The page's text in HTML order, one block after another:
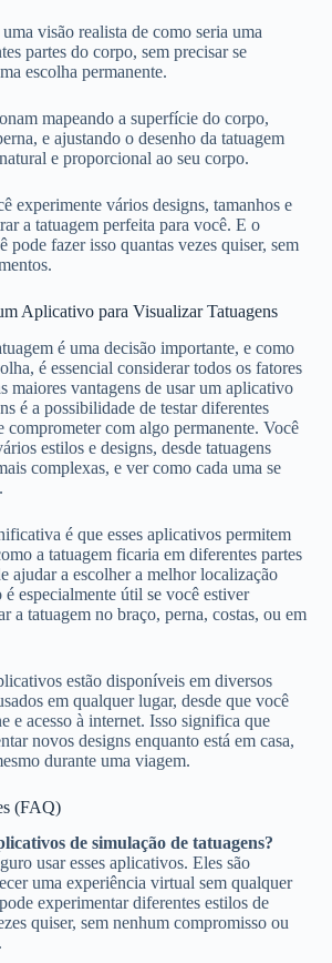
visão realista de como seria uma
partes do corpo, sem precisar se
escolha permanente.
mapeando a superfície do corpo,
e ajustando o desenho da tatuagem
e proporcional ao seu corpo.
experimente vários designs, tamanhos e
a tatuagem perfeita para você. E o
pode fazer isso quantas vezes quiser, sem
Aplicativo para Visualizar Tatuagens
é uma decisão importante, e como
é essencial considerar todos os fatores
maiores vantagens de usar um aplicativo
é a possibilidade de testar diferentes
comprometer com algo permanente. Você
estilos e designs, desde tatuagens
complexas, e ver como cada uma se
é que esses aplicativos permitem
a tatuagem ficaria em diferentes partes
ajudar a escolher a melhor localização
é especialmente útil se você estiver
a tatuagem no braço, perna, costas, ou em
estão disponíveis em diversos
em qualquer lugar, desde que você
e acesso à internet. Isso significa que
novos designs enquanto está em casa,
durante uma viagem.
(FAQ)
de simulação de tatuagens?
usar esses aplicativos. Eles são
uma experiência virtual sem qualquer
experimentar diferentes estilos de
quiser, sem nenhum compromisso ou